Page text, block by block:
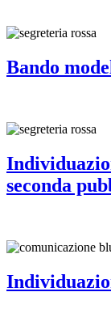
Bando
seconda